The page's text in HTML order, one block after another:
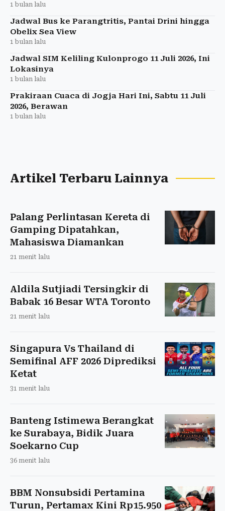
1 bulan lalu
Jadwal Bus ke Parangtritis, Pantai Drini hingga
Obelix Sea View
1 bulan lalu
Jadwal SIM Keliling Kulonprogo 11 Juli 2026, Ini
Lokasinya
1 bulan lalu
Prakiraan Cuaca di Jogja Hari Ini, Sabtu 11 Juli
2026, Berawan
1 bulan lalu
Artikel Terbaru Lainnya
Palang Perlintasan Kereta di
Gamping Dipatahkan,
Mahasiswa Diamankan
21 menit lalu
Aldila Sutjiadi Tersingkir di
Babak 16 Besar WTA Toronto
21 menit lalu
Singapura Vs Thailand di
Semifinal AFF 2026 Diprediksi
Ketat
31 menit lalu
Banteng Istimewa Berangkat
ke Surabaya, Bidik Juara
Soekarno Cup
36 menit lalu
BBM Nonsubsidi Pertamina
Turun, Pertamax Kini Rp15.950